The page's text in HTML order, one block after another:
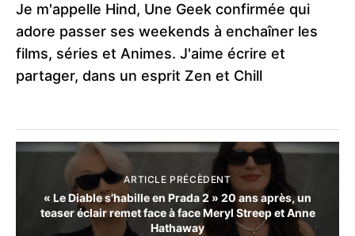
Je m'appelle Hind, Une Geek confirmée qui
adore passer ses weekends à enchaîner les
films, séries et Animes. J'aime écrire et
partager, dans un esprit Zen et Chill
ARTICLE PRÉCÈDENT
« Le Diable s’habille en Prada 2 » 20 ans après, un
teaser éclair remet face à face Meryl Streep et Anne
Hathaway